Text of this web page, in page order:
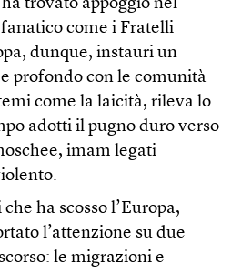
trovato appoggio nel
come i Fratelli
dunque, instauri un
profondo con le comunità
come la laicità, rileva lo
adotti il pugno duro verso
imam legati
ha scosso l’Europa,
l’attenzione su due
le migrazioni e